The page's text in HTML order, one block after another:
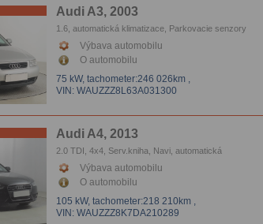
Audi A3, 2003
1.6, automatická klimatizace, Parkovacie senzory
Výbava automobilu
O automobilu
75 kW, tachometer:246 026km ,
VIN: WAUZZZ8L63A031300
Audi A4, 2013
2.0 TDI, 4x4, Serv.kniha, Navi, automatická
klimatizace, Tempomat, Parkovacie senzory
Výbava automobilu
O automobilu
105 kW, tachometer:218 210km ,
VIN: WAUZZZ8K7DA210289